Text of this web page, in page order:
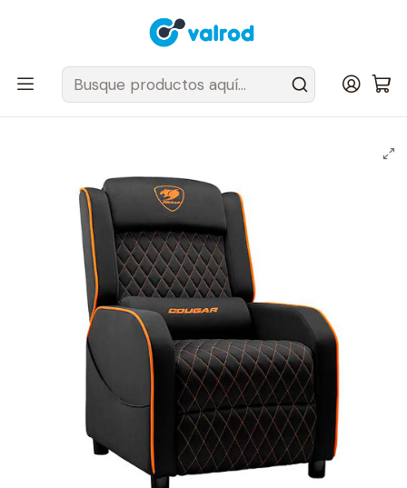
Despacho Gratis en tus sillas Cougar en el Gran Santiago
Inicio Sillas y Sofas Sofas
RANGER ONE
Sofa Cougar Ranger ONE